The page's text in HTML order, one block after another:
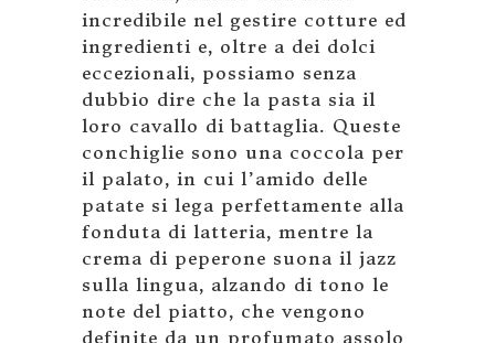
incredibile nel gestire cotture ed
ingredienti e, oltre a dei dolci
eccezionali, possiamo senza
dubbio dire che la pasta sia il
loro cavallo di battaglia. Queste
conchiglie sono una coccola per
il palato, in cui l’amido delle
patate si lega perfettamente alla
fonduta di latteria, mentre la
crema di peperone suona il jazz
sulla lingua, alzando di tono le
note del piatto, che vengono
definite da un profumato assolo